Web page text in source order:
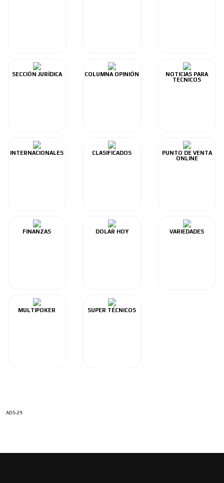
SECCIÓN JURÍDICA COLUMNA OPINIÓN
NOTICIAS PARA
TECNICOS
INTERNACIONALES CLASIFICADOS
PUNTO DE VENTA
ONLINE
FINANZAS DOLAR HOY VARIEDADES
MULTIPOKER SUPER TÉCNICOS
ADS-29